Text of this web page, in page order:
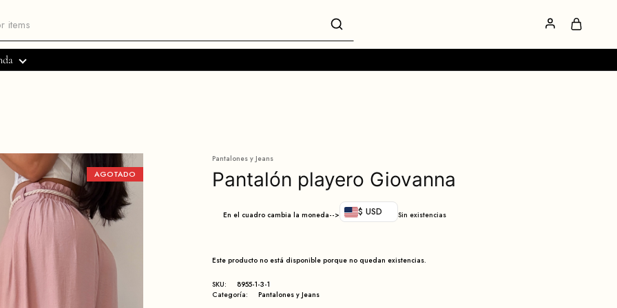
AGOTADO
Pantalones y Jeans
Pantalón playero Giovanna
En el cuadro cambia la moneda--> $ USD Sin existencias
Este producto no está disponible porque no quedan existencias.
SKU:
8955-1-3-1
Categoría:
Pantalones y Jeans